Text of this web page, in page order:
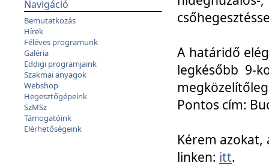
Navigáció
Bemutatkozás
Hírek
Féléves programunk
Galéria
Eddigi programjaink
Szakmai anyagok
Webshop
Hegesztőgépeink
SzMSz
Támogatóink
Elérhetőségeink
A határidő
legkésőbb 9-
Pontos cím:
Kérem azokat,
linken: itt.